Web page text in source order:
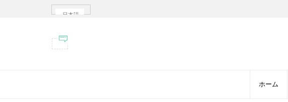
日本語
ホーム